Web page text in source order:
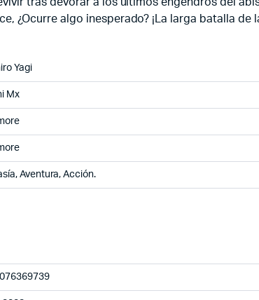
¿Ocurre algo inesperado? ¡La larga batalla de
Yagi
Mx
Aventura, Acción.